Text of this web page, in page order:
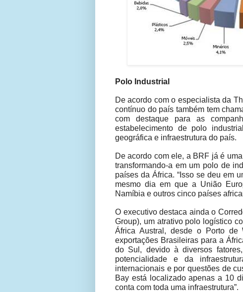
Polo Industrial
De acordo com o especialista da
contínuo do país também tem
com destaque para as
estabelecimento de polo
geográfica e infraestrutura do país.
De acordo com ele, a BRF já é
transformando-a em um polo de
países da África. “Isso se deu em
mesmo dia em que a União
Namíbia e outros cinco países
O executivo destaca ainda o
Group), um atrativo polo logístico
África Austral, desde o Porto de
exportações Brasileiras para a
do Sul, devido à diversos
potencialidade e da
internacionais e por questões de
Bay está localizado apenas a 10
conta com toda uma infraestrutura”.